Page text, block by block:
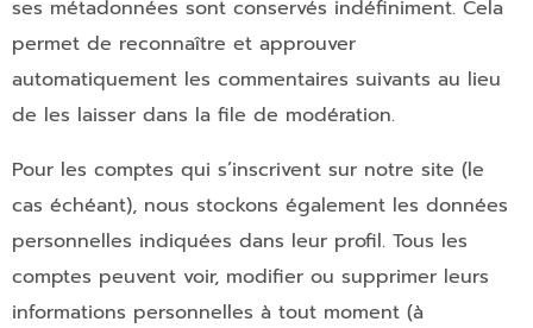
ses métadonnées sont conservés indéfiniment. Cela
permet de reconnaître et approuver
automatiquement les commentaires suivants au lieu
de les laisser dans la file de modération.
Pour les comptes qui s’inscrivent sur notre site (le
cas échéant), nous stockons également les données
personnelles indiquées dans leur profil. Tous les
comptes peuvent voir, modifier ou supprimer leurs
informations personnelles à tout moment (à